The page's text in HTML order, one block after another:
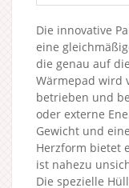
Die innovative
eine
die genau auf
Wärmepad wird
betrieben und
oder externe
Gewicht und
Herzform bietet
ist nahezu
Die spezielle